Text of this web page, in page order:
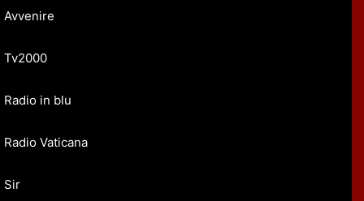
Avvenire
Tv2000
Radio in blu
Radio Vaticana
Sir